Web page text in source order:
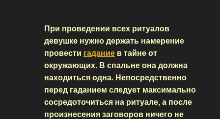
При проведении всех ритуалов
девушке нужно держать намерение
провести гадание в тайне от
окружающих. В спальне она должна
находиться одна. Непосредственно
перед гаданием следует максимально
сосредоточиться на ритуале, а после
произнесения заговоров ничего не